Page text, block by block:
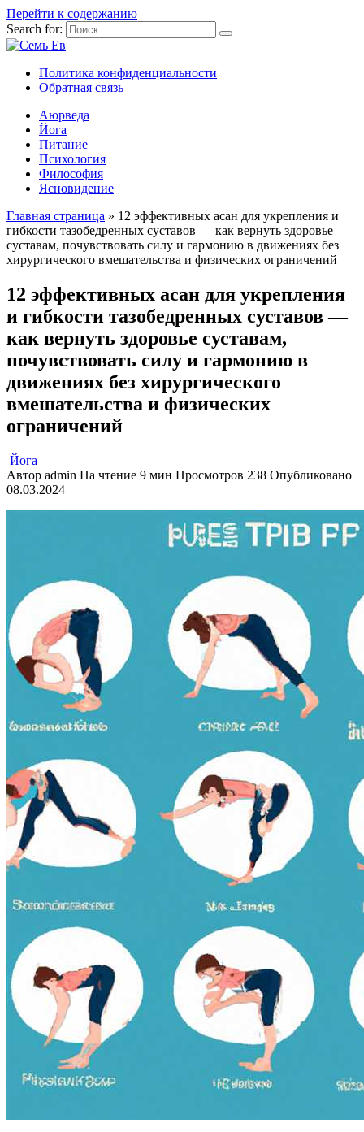
Перейти к содержанию
Search for:
Политика конфиденциальности
Обратная связь
Аюрведа
Йога
Питание
Психология
Философия
Ясновидение
Главная страница » 12 эффективных асан для укрепления и
гибкости тазобедренных суставов — как вернуть здоровье
суставам, почувствовать силу и гармонию в движениях без
хирургического вмешательства и физических ограничений
12 эффективных асан для укрепления
и гибкости тазобедренных суставов —
как вернуть здоровье суставам,
почувствовать силу и гармонию в
движениях без хирургического
вмешательства и физических
ограничений
Йога
Автор admin На чтение 9 мин Просмотров 238 Опубликовано
08.03.2024